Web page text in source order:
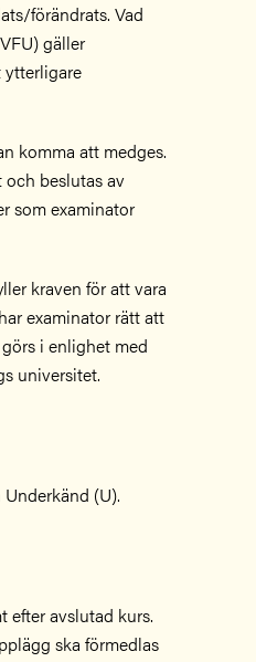
förändrats. Vad
gäller
ytterligare
komma att medges.
beslutas av
som examinator
kraven för att vara
examinator rätt att
i enlighet med
universitet.
(U).
efter avslutad kurs.
ska förmedlas